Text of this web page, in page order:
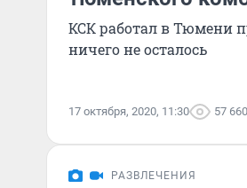
КСК работал в Тюмени
ничего не осталось
17 октября, 2020, 11:30 57 660
РАЗВЛЕЧЕНИЯ